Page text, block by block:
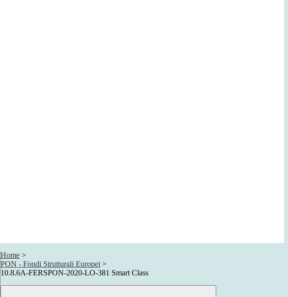
Home >
PON - Fondi Strutturali Europei >
10.8.6A-FERSPON-2020-LO-381 Smart Class